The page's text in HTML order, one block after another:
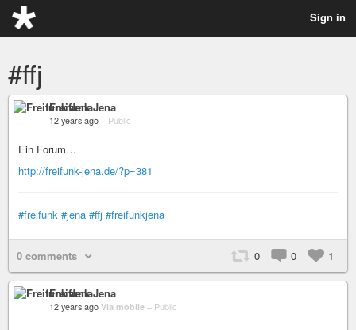
Sign in
#ffj
Freifunk Jena
12 years ago – Public
Ein Forum…
http://freifunk-jena.de/?p=381
#freifunk #jena #ffj #freifunkjena
0 comments 0 0 1
Freifunk Jena
12 years ago Via mobile – Public